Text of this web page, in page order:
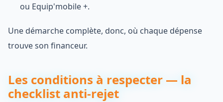
ou Equip'mobile +.
Une démarche complète, donc, où chaque dépense
trouve son financeur.
Les conditions à respecter — la
checklist anti-rejet